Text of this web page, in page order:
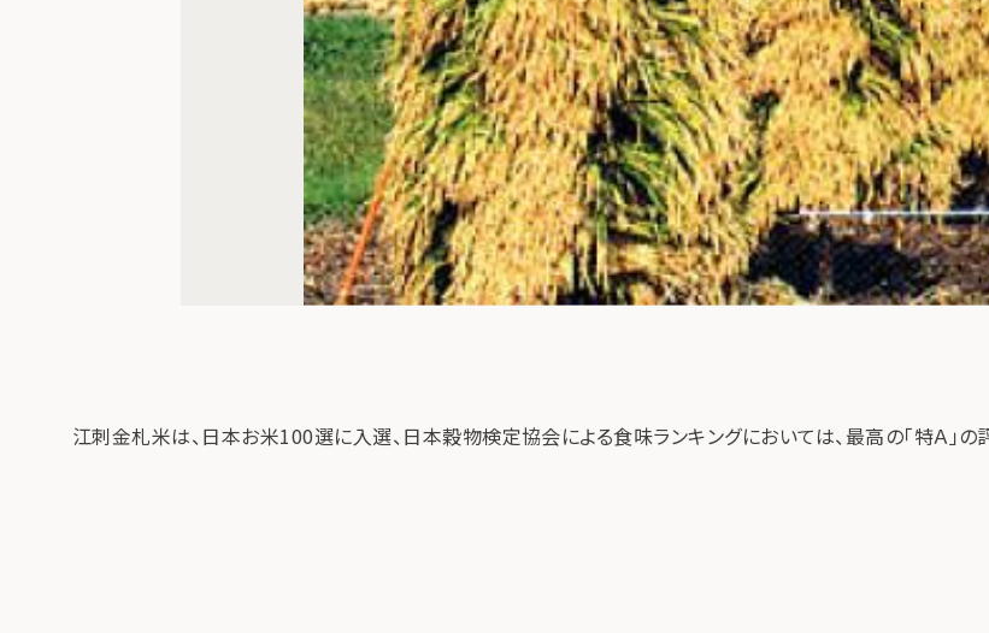
江刺金札米は、日本お米100選に入選、日本穀物検定協会による食味ランキングにおいては、最高の「特Ａ」の